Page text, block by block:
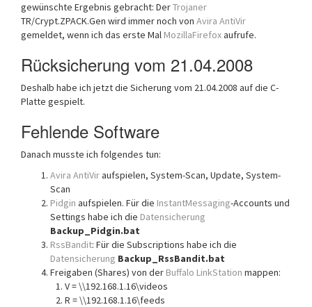
gewünschte Ergebnis gebracht: DerTrojaner
TR/Crypt.ZPACK.Gen wird immer noch von Avira AntiVir
gemeldet, wenn ich das erste Mal MozillaFirefoxaufrufe.
Rücksicherung vom 21.04.2008
Deshalb habe ich jetzt die Sicherung vom 21.04.2008 auf die C-
Platte gespielt.
Fehlende Software
Danach musste ich folgendes tun:
Avira AntiViraufspielen, System-Scan, Update, System-
Scan
Pidgin aufspielen. Für die InstantMessaging-Accounts und
Settings habe ich die Datensicherung
Backup_Pidgin.bat
RssBandit: Für die Subscriptions habe ich die
Datensicherung Backup_RssBandit.bat
Freigaben (Shares) von der Buffalo LinkStation mappen:
V = \\192.168.1.16\videos
R = \\192.168.1.16\feeds